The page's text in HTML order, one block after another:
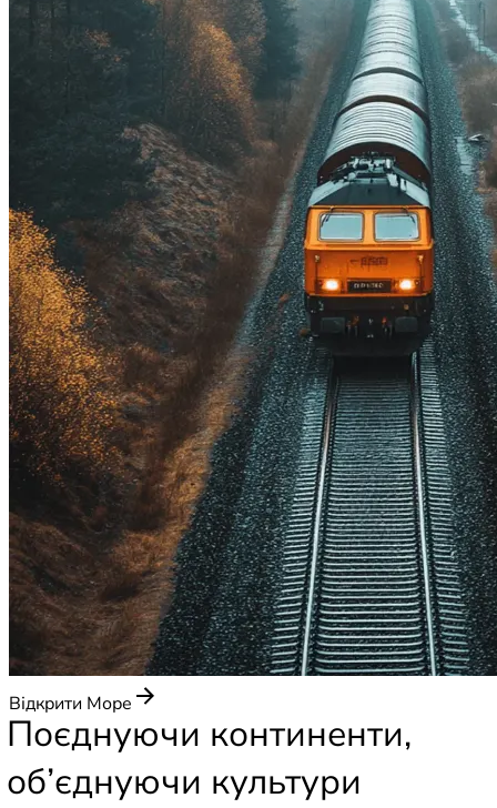
Відкрити Море
Поєднуючи континенти,
об’єднуючи культури